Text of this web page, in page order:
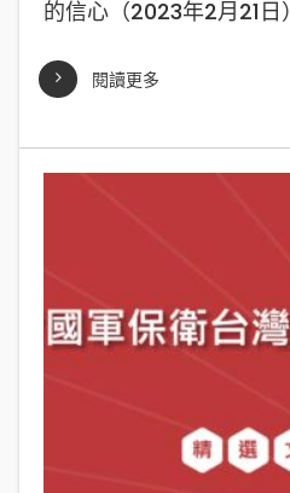
的信心（2023年2月21日）
閱讀更多